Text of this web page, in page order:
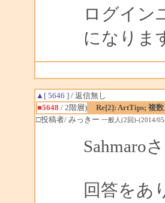
ログイン
になりま
▲[ 5646 ]/ 返信無し
■5648 / 2階層)
Re[2]: ArtTips; 複
□投稿者/ みっきー 一般人(2回)-(2014/
Sahmaroさ
回答をあ